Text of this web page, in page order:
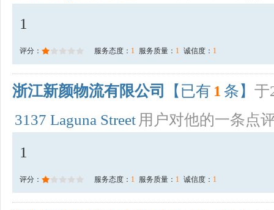
1
评分： 服务态度： 1 服务质量： 1 诚信度： 1
浙江新颜物流有限公司 【已有 1 条】 于
3137 Laguna Street 用户对他的一条点
1
评分： 服务态度： 1 服务质量： 1 诚信度： 1